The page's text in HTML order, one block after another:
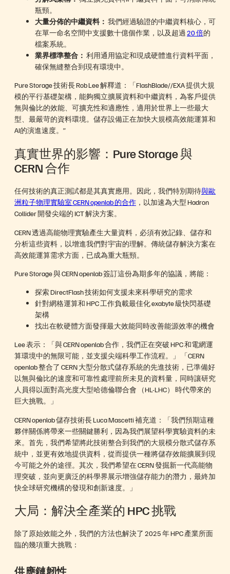
瓶頸。
大量分佈的中繼資料： 我們經過驗證的中繼資料核心，可
在單一命名空間中支援數十億個作業，以及超過20 倍的
檔案系統。
業界標準整合： 利用通用協定和現成硬體進行資料平面，
確保無縫整合到現有環境中。
Pure Storage 技術長 Rob Lee 解釋道：「FlashBlade//EXA 提供大規
模的平行基礎架構，能夠獨立擴展資料和中繼資料，為客戶提供
無與倫比的效能、可擴充性和適應性，適用於世界上一些最大
型、最嚴苛的資料環境。儲存設備正在加快大規模高效能運算和
AI的演進速度。”
真實世界的影響：Pure Storage 與
CERN 合作
任何技術的真正測試都是其真實應用。因此，我們特別期待與歐
洲粒子物理實驗室 CERN openlab 的合作 ，以加速為大型 Hadron
Collider 開發尖端的 ICT 解決方案。
CERN 透過高能物理實驗產生大量資料，必須有效記錄、儲存和
分析這些資料，以增進我們對宇宙的理解。傳統儲存解決方案在
高效能運算需求方面，已成為重大瓶頸。
Pure Storage 與 CERN openlab 簽訂這份為期多年的協議，將能：
探索 DirectFlash 技術如何支援未來科學研究的需求
針對網格運算和 HPC 工作負載最佳化 exabyte 級快閃基礎
架構
找出在軟硬體方面發揮最大效能同時改善能源效率的機會
Lee 表示：「與 CERN openlab 合作，我們正在突破 HPC 和電網運
算環境中的無限可能，並支援尖端科學工作流程。」 「CERN
openlab 整合了 CERN 大型分散式儲存系統的先進技術，已準備好
以無與倫比的速度和可靠性處理前所未見的資料量，同時讓研究
人員得以面對高光度大型哈德倫聯合會 （HL-LHC） 時代帶來的
巨大挑戰。」
CERN openlab 儲存技術長 Luca Mascetti 補充道：「我們預期這種
夥伴關係將帶來一些關鍵勝利，因為我們展望科學實驗資料的未
來。首先，我們希望將此技術整合到我們的大規模分散式儲存系
統中，並更有效地提供資料，從而提供一種將儲存效能擴展到現
今可能之外的途徑。其次，我們希望在 CERN 發掘新一代高能物
理突破，並向更廣泛的科學界展示增強儲存能力的潛力，最終加
快全球研究機構的發現和創新速度。」
大局：解決全產業的 HPC 挑戰
除了原始效能之外，我們的方法也解決了 2025 年 HPC 產業所面
臨的幾項重大挑戰：
供應鏈韌性